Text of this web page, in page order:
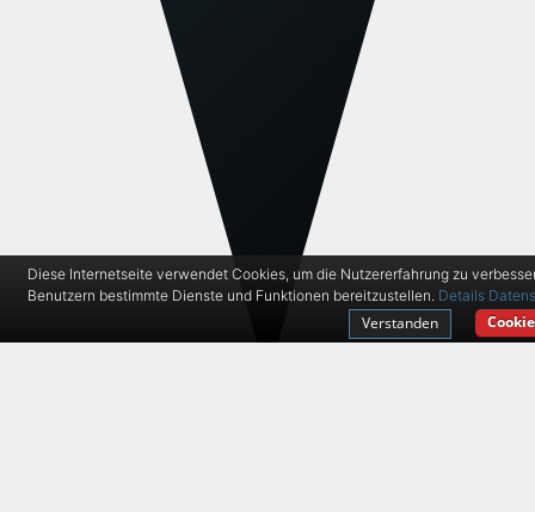
Diese Internetseite verwendet Cookies, um die Nutzererfahrung zu
Benutzern bestimmte Dienste und Funktionen bereitzustellen. Details
Verstanden